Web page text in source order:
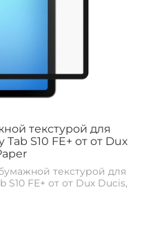
текстурой для
S10 FE+ от от Dux
текстурой для
S10 FE+ от от Dux Ducis,